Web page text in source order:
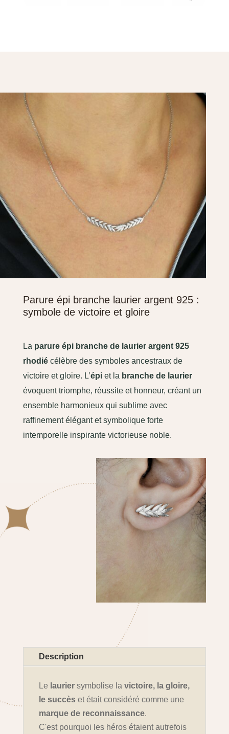
Parure épi branche laurier argent 925 :
symbole de victoire et gloire
La parure épi branche de laurier argent 925
rhodiécélèbre des symboles ancestraux de
victoire et gloire. L’épiet la branche de laurier
évoquent triomphe, réussite et honneur, créant un
ensemble harmonieux qui sublime avec
raffinement élégant et symbolique forte
intemporelle inspirante victorieuse noble.
Description
Le laurier symbolise la victoire, la gloire,
le succèset était considéré comme une
marque de reconnaissance.
C'est pourquoi les héros étaient autrefois